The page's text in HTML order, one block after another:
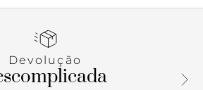
Devolução